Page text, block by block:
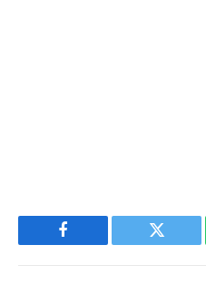
Facebook Twitter